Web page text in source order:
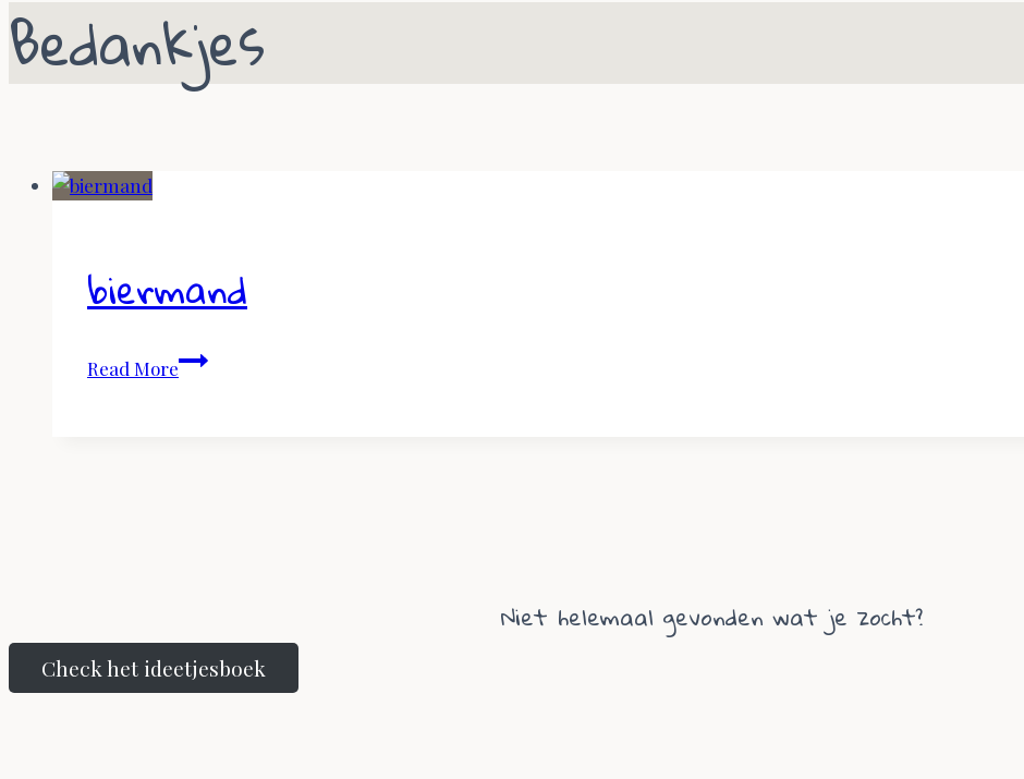
Bedankjes
biermand
Read Morebiermand
Niet helemaal gevonden wat je zocht?
Check het ideetjesboek